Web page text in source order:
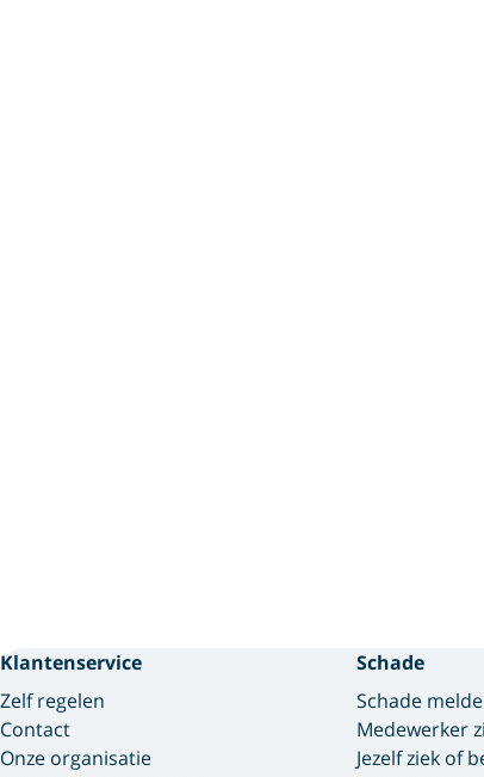
Klantenservice
Zelf regelen
Contact
Onze organisatie
Schade
Schade
Medewerker
Jezelf ziek of